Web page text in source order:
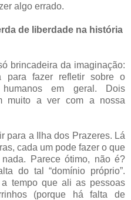
algo errado.
de liberdade na história
brincadeira da imaginação:
para fazer refletir sobre o
humanos em geral. Dois
muito a ver com a nossa
para a Ilha dos Prazeres. Lá
cada um pode fazer o que
Parece ótimo, não é?
do tal “domínio próprio”.
tempo que ali as pessoas
(porque há falta de